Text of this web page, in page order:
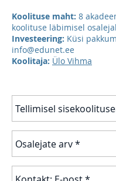
Koolituse maht: 8
koolituse läbimisel
Investeering: Küsi
info@edunet.ee
​Koolitaja: Ülo Vihma